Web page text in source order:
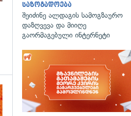
გადახედვა
საზოგადოება
შეიძინე ალდაგის სამოგზაურო
დაზღვევა და მიიღე
გაორმაგებული ინტერნეტი